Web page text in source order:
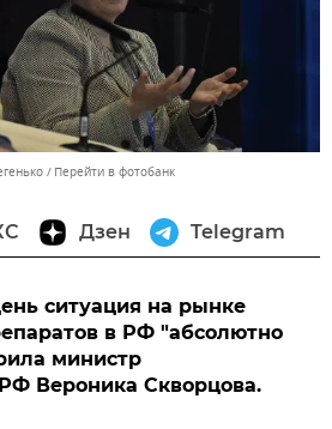
Перейти в фотобанк
Дзен Telegram
ситуация на рынке
в РФ "абсолютно
министр
Вероника Скворцова.